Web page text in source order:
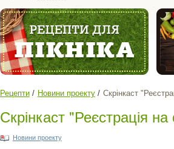
Рецепти Новини проекту Скрінкаст
Скрінкаст "Реєстрація на
Новини проекту